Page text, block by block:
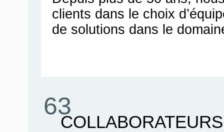
63
COLLABORATEURS
clients dans le choix
de solutions dans le